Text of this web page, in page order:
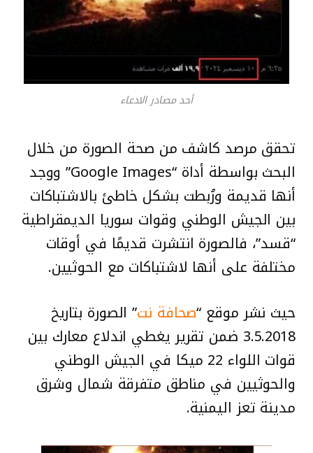
أحد مصادر الادعاء
تحقق مرصد كاشف من صحة الصورة من خلال
البحث بواسطة أداة “Google Images” ووجد
أنها قديمة ورُبطت بشكل خاطئ بالاشتباكات
بين الجيش الوطني وقوات سوريا الديمقراطية
“قسد”، فالصورة انتشرت قديمًا في أوقات
مختلفة على أنها لاشتباكات مع الحوثيين.
حيث نشر موقع “صحافة نت” الصورة بتاريخ
3.5.2018 ضمن تقرير يغطي اندلاع معارك بين
قوات اللواء 22 ميكا في الجيش الوطني
والحوثيين في مناطق متفرقة شمال وشرق
مدينة تعز اليمنية.